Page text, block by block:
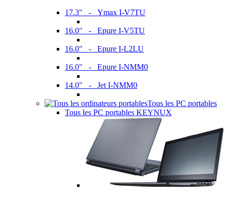
17.3" - Ymax I-V7TU
16.0" - Epure I-V5TU
16.0" - Epure I-L2LU
16.0" - Epure I-NMM0
14.0" - Jet I-NMM0
Tous les PC portables
Tous les PC portables KEYNUX